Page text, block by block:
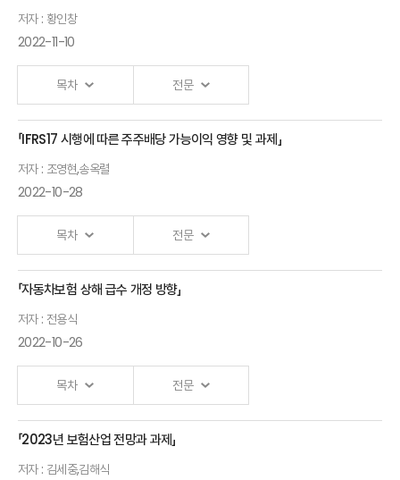
발표자 : 노건엽
저자 : 황인창
2022-11-10
목차 전문
발표자 : 황인창
발표자 : 이상원
한화생명 DTC비즈니스팀 팀장
Ⅲ.「디지털시대 손해보험의 역할」
발표자 : 황성환
「IFRS17 시행에 따른 주주배당 가능이익 영향 및 과제」
저자 : 조영현,송옥렬
2022-10-28
목차 전문
발표자 : 조영현
문제점 및 방안」
발표자 : 송옥렬 서울대 법학전문대학원 교수
「자동차보험 상해 급수 개정 방향」
저자 : 전용식
2022-10-26
목차 전문
자동차보험
「2023년 보험산업 전망과 과제」
저자 : 김세중,김해식